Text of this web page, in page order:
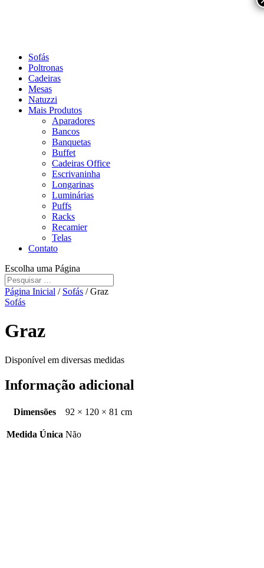
Sofás
Poltronas
Cadeiras
Mesas
Natuzzi
Mais Produtos
Aparadores
Bancos
Banquetas
Buffet
Cadeiras Office
Escrivaninha
Longarinas
Luminárias
Puffs
Racks
Recamier
Telas
Contato
Escolha uma Página
Página Inicial / Sofás / Graz
Sofás
Graz
Disponível em diversas medidas
Informação adicional
Dimensões 92 × 120 × 81 cm
Medida Única Não